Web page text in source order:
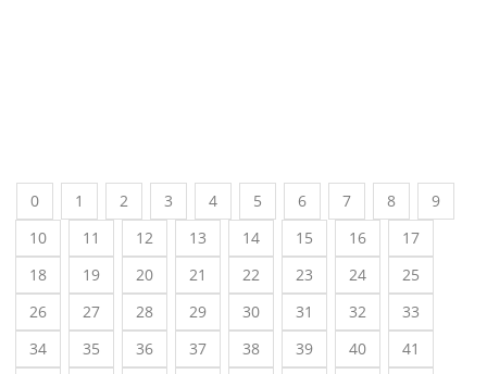
0 1 2 3 4 5 6 7 8
9
10
11 12 13 14 15 16
17
18
19 20 21 22 23 24
25
26
27 28 29 30 31 32
33
34
35 36 37 38 39 40
41